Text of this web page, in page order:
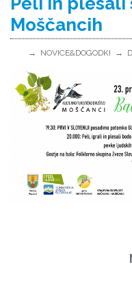
Moščancih
NOVICE&DOGODKI